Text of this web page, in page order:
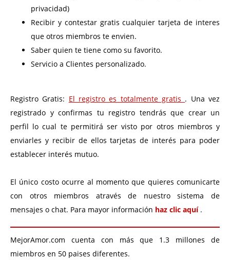
privacidad)
Recibir y contestar gratis cualquier tarjeta de interes
que otros miembros te envien.
Saber quien te tiene como su favorito.
Servicio a Clientes personalizado.
Registro Gratis: El registro es totalmente gratis . Una vez
registrado y confirmas tu registro tendrás que crear un
perfil lo cual te permitirá ser visto por otros miembros y
enviarles y recibir de ellos tarjetas de interés para poder
establecer interés mutuo.
El único costo ocurre al momento que quieres comunicarte
con otros miembros através de nuestro sistema de
mensajes o chat. Para mayor información haz clic aquí .
MejorAmor.com cuenta con más que 1.3 millones de
miembros en 50 paises diferentes.